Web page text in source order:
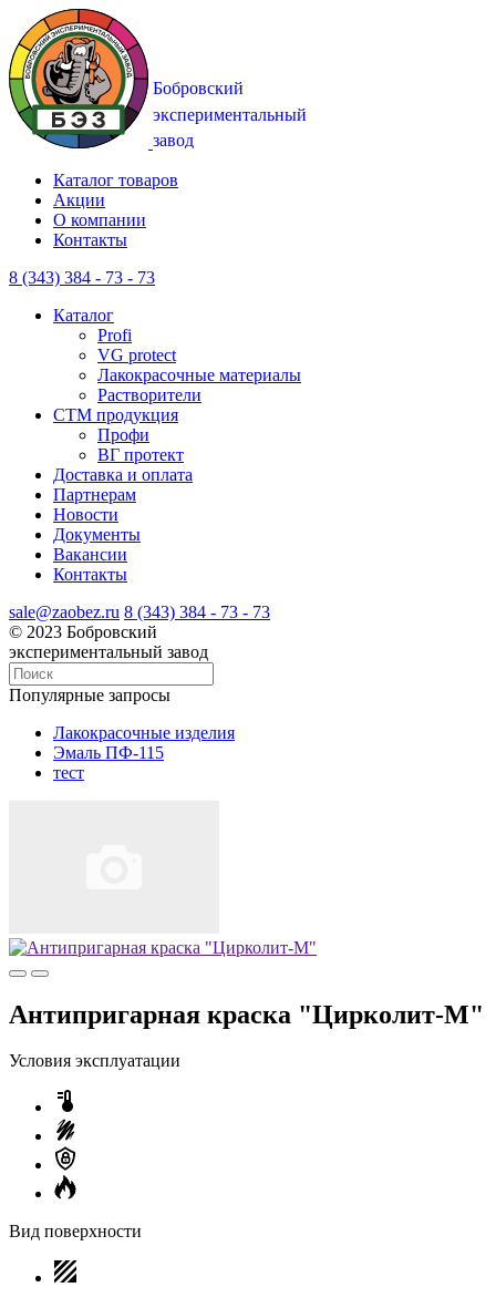
Каталог товаров
Акции
О компании
Контакты
8 (343) 384 - 73 - 73
Каталог
Profi
VG protect
Лакокрасочные материалы
Растворители
CTM продукция
Профи
ВГ протект
Доставка и оплата
Партнерам
Новости
Документы
Вакансии
Контакты
sale@zaobez.ru 8 (343) 384 - 73 - 73
© 2023 Бобровский
экспериментальный завод
Популярные запросы
Лакокрасочные изделия
Эмаль ПФ-115
тест
Антипригарная краска "Цирколит-М"
Условия эксплуатации
Вид поверхности